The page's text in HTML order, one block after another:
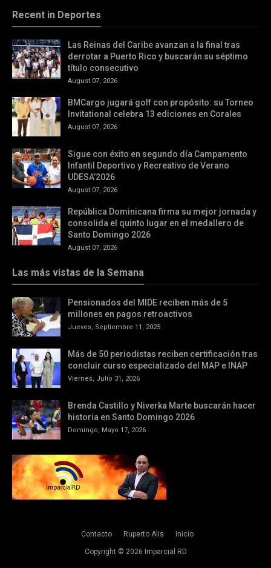
Recent in Deportes
Las Reinas del Caribe avanzan a la final tras
derrotar a Puerto Rico y buscarán su séptimo
título consecutivo
August 07, 2026
BMCargo jugará golf con propósito: su Torneo
Invitational celebra 13 ediciones en Corales
August 07, 2026
Sigue con éxito en segundo día Campamento
Infantil Deportivo y Recreativo de Verano
UDESA’2026
August 07, 2026
República Dominicana firma su mejor jornada y
consolida el quinto lugar en el medallero de
Santo Domingo 2026
August 07, 2026
Las más vistas de la Semana
Pensionados del MIDE reciben más de 5
millones en pagos retroactivos
Jueves, Septiembre 11, 2025
Más de 50 periodistas reciben certificación tras
concluir curso especializado del MAP e INAP
Viernes, Julio 31, 2026
Brenda Castillo y Niverka Marte buscarán hacer
historia en Santo Domingo 2026
Domingo, Mayo 17, 2026
Contacto Ruperto Alis Inicio
Copyright © 2026 Imparcial RD